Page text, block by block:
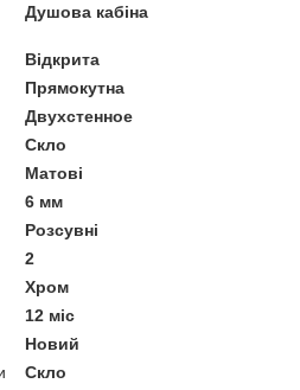
Душова кабіна
Відкрита
Прямокутна
Двухстенное
Скло
Матові
6 мм
Розсувні
2
Хром
12 міс
Новий
Скло